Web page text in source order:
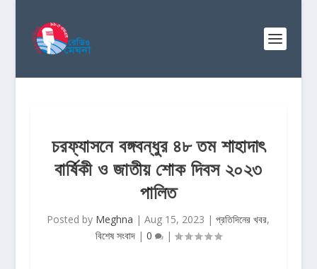
চরফ্যাসনে বঙ্গবন্ধুর ৪৮ তম শাহাদাৎ
বার্ষিকী ও জাতীয় শোক দিবস ২০২৩
পালিত
Posted by Meghna |Aug 15, 2023 |প্রতিদিনের খবর,
বিশেষ সংবাদ| 0 |